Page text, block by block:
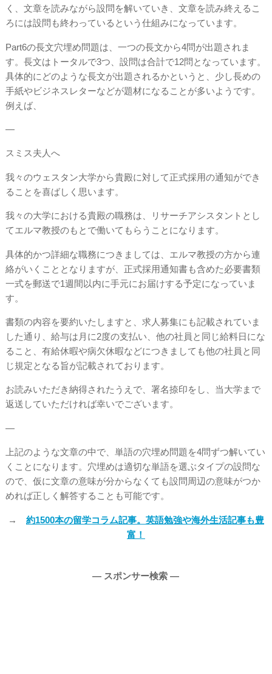
く、文章を読みながら設問を解いていき、文章を読み終えるこ
ろには設問も終わっているという仕組みになっています。
Part6の長文穴埋め問題は、一つの長文から4問が出題されま
す。長文はトータルで3つ、設問は合計で12問となっています。
具体的にどのような長文が出題されるかというと、少し長めの
手紙やビジネスレターなどが題材になることが多いようです。
例えば、
—
スミス夫人へ
我々のウェスタン大学から貴殿に対して正式採用の通知ができ
ることを喜ばしく思います。
我々の大学における貴殿の職務は、リサーチアシスタントとし
てエルマ教授のもとで働いてもらうことになります。
具体的かつ詳細な職務につきましては、エルマ教授の方から連
絡がいくこととなりますが、正式採用通知書も含めた必要書類
一式を郵送で1週間以内に手元にお届けする予定になっていま
す。
書類の内容を要約いたしますと、求人募集にも記載されていま
した通り、給与は月に2度の支払い、他の社員と同じ給料日にな
ること、有給休暇や病欠休暇などにつきましても他の社員と同
じ規定となる旨が記載されております。
お読みいただき納得されたうえで、署名捺印をし、当大学まで
返送していただければ幸いでございます。
—
上記のような文章の中で、単語の穴埋め問題を4問ずつ解いてい
くことになります。穴埋めは適切な単語を選ぶタイプの設問な
ので、仮に文章の意味が分からなくても設問周辺の意味がつか
めれば正しく解答することも可能です。
→ 約1500本の留学コラム記事。英語勉強や海外生活記事も豊
富！
― スポンサー検索 ―